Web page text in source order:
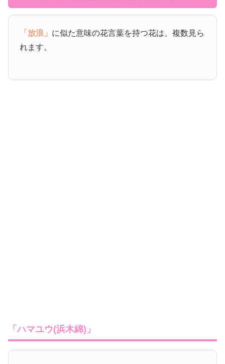
「放浪」 に似た意味の花言葉を持つ花は、複数見ら
れます。
「ハマユウ(浜木綿)」